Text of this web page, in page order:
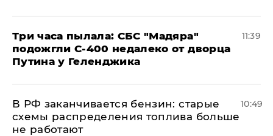
Три часа пылала: СБС "Мадяра"
подожгли С-400 недалеко от дворца
Путина у Геленджика
11:39
​В РФ заканчивается бензин: старые
схемы распределения топлива больше
не работают
10:49